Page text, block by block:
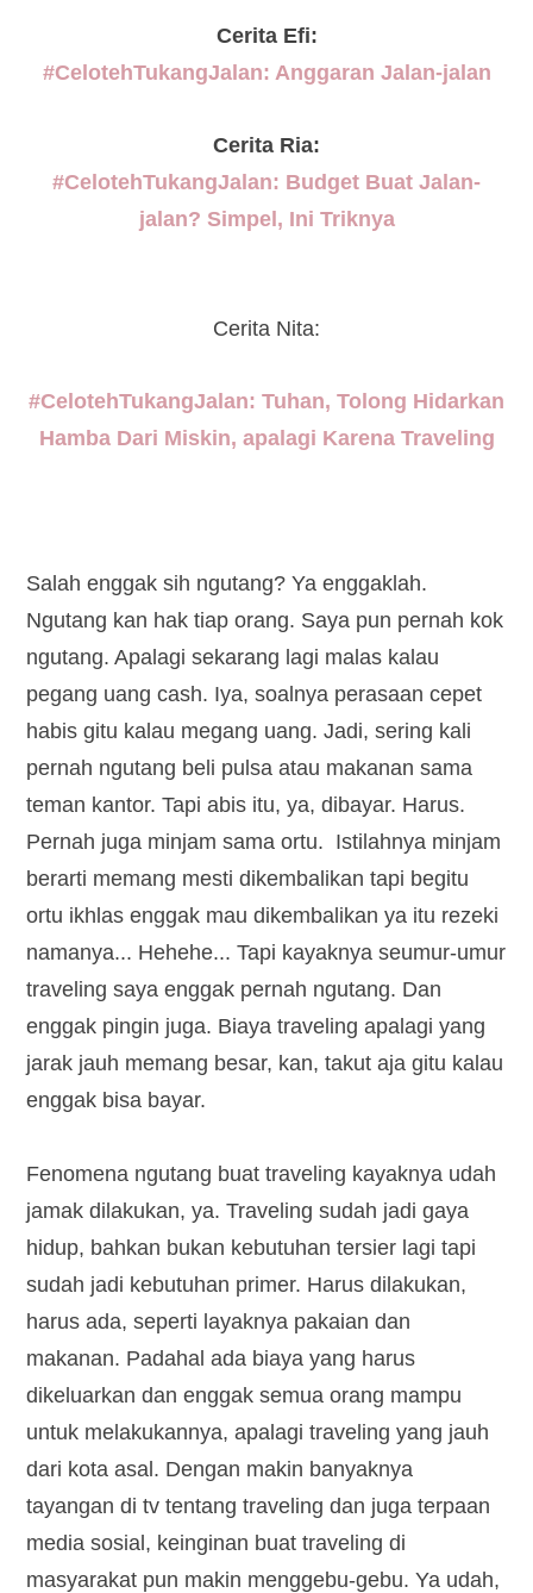
Cerita Efi:
#CelotehTukangJalan: Anggaran Jalan-jalan
Cerita Ria:
#CelotehTukangJalan: Budget Buat Jalan-
jalan? Simpel, Ini Triknya
Cerita Nita:
#CelotehTukangJalan: Tuhan, Tolong Hidarkan
Hamba Dari Miskin, apalagi Karena Traveling
Salah enggak sih ngutang? Ya enggaklah.
Ngutang kan hak tiap orang. Saya pun pernah kok
ngutang. Apalagi sekarang lagi malas kalau
pegang uang cash. Iya, soalnya perasaan cepet
habis gitu kalau megang uang. Jadi, sering kali
pernah ngutang beli pulsa atau makanan sama
teman kantor. Tapi abis itu, ya, dibayar. Harus.
Pernah juga minjam sama ortu. Istilahnya minjam
berarti memang mesti dikembalikan tapi begitu
ortu ikhlas enggak mau dikembalikan ya itu rezeki
namanya... Hehehe... Tapi kayaknya seumur-umur
traveling saya enggak pernah ngutang. Dan
enggak pingin juga. Biaya traveling apalagi yang
jarak jauh memang besar, kan, takut aja gitu kalau
enggak bisa bayar.
Fenomena ngutang buat traveling kayaknya udah
jamak dilakukan, ya. Traveling sudah jadi gaya
hidup, bahkan bukan kebutuhan tersier lagi tapi
sudah jadi kebutuhan primer. Harus dilakukan,
harus ada, seperti layaknya pakaian dan
makanan. Padahal ada biaya yang harus
dikeluarkan dan enggak semua orang mampu
untuk melakukannya, apalagi traveling yang jauh
dari kota asal. Dengan makin banyaknya
tayangan di tv tentang traveling dan juga terpaan
media sosial, keinginan buat traveling di
masyarakat pun makin menggebu-gebu. Ya udah,